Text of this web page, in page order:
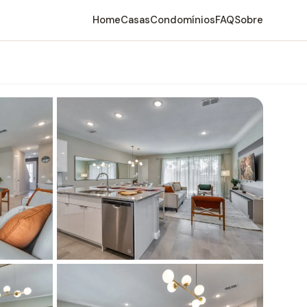
HomeCasasCondomíniosFAQSobre